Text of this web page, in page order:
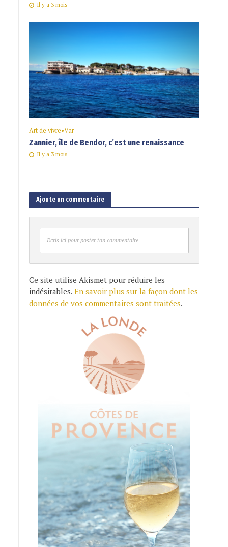
Il y a 3 mois
Art de vivre•Var
Zannier, île de Bendor, c’est une renaissance
Il y a 3 mois
Ajoute un commentaire
Ecris ici pour poster ton commentaire
Ce site utilise Akismet pour réduire les
indésirables. En savoir plus sur la façon dont les
données de vos commentaires sont traitées.